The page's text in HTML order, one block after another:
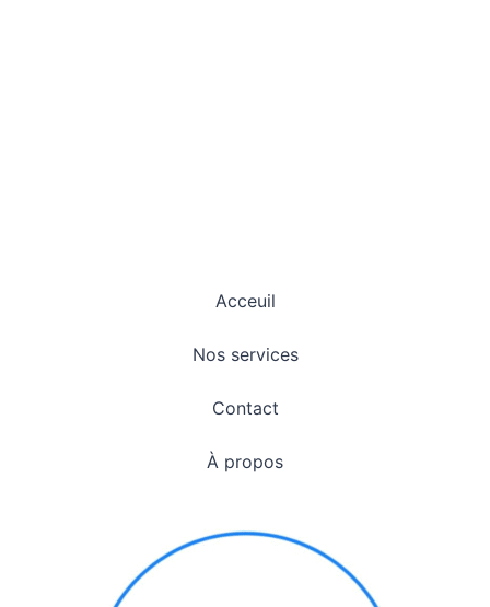
Acceuil
Nos services
Contact
À propos